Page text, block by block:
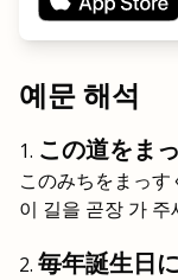
예문 해석
この道をま
このみちをまっす
이 길을 곧장 가 주
毎年誕生日